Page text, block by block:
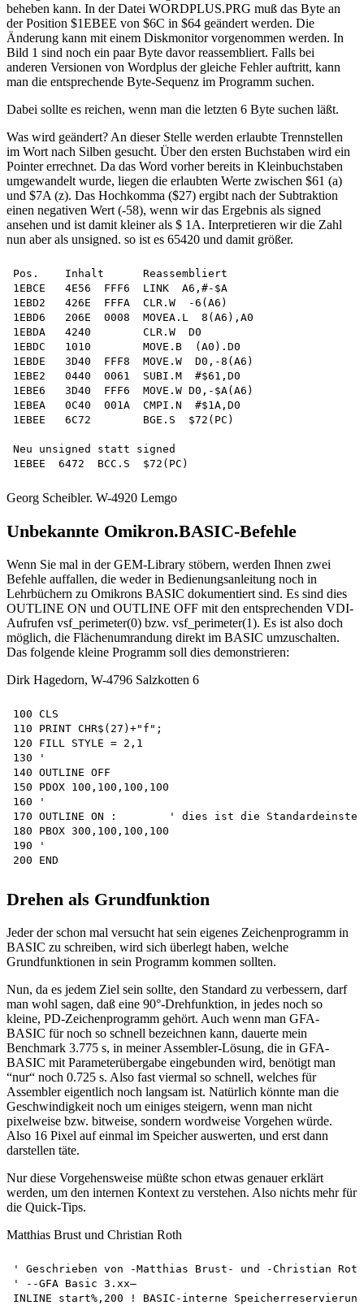
beheben kann. In der Datei WORDPLUS.PRG muß das Byte an
der Position $1EBEE von $6C in $64 geändert werden. Die
Änderung kann mit einem Diskmonitor vorgenommen werden. In
Bild 1 sind noch ein paar Byte davor reassembliert. Falls bei
anderen Versionen von Wordplus der gleiche Fehler auftritt, kann
man die entsprechende Byte-Sequenz im Programm suchen.
Dabei sollte es reichen, wenn man die letzten 6 Byte suchen läßt.
Was wird geändert? An dieser Stelle werden erlaubte Trennstellen
im Wort nach Silben gesucht. Über den ersten Buchstaben wird ein
Pointer errechnet. Da das Word vorher bereits in Kleinbuchstaben
umgewandelt wurde, liegen die erlaubten Werte zwischen $61 (a)
und $7A (z). Das Hochkomma ($27) ergibt nach der Subtraktion
einen negativen Wert (-58), wenn wir das Ergebnis als signed
ansehen und ist damit kleiner als $ 1A. Interpretieren wir die Zahl
nun aber als unsigned. so ist es 65420 und damit größer.
Pos.    Inhalt	    Reassembliert
1EBCE   4E56  FFF6  LINK  A6,#-$A
1EBD2   426E  FFFA  CLR.W  -6(A6)
1EBD6   206E  0008  MOVEA.L  8(A6),A0
1EBDA   4240        CLR.W  D0
1EBDC   1010        MOVE.B  (A0).D0
1EBDE   3D40  FFF8  MOVE.W  D0,-8(A6)
1EBE2   0440  0061  SUBI.M  #$61,D0
1EBE6   3D40  FFF6  MOVE.W D0,-$A(A6)
1EBEA   0C40  001A  CMPI.N  #$1A,D0
1EBEE   6C72        BGE.S  $72(PC)
Neu unsigned statt signed
Georg Scheibler. W-4920 Lemgo
Unbekannte Omikron.BASIC-Befehle
Wenn Sie mal in der GEM-Library stöbern, werden Ihnen zwei
Befehle auffallen, die weder in Bedienungsanleitung noch in
Lehrbüchern zu Omikrons BASIC dokumentiert sind. Es sind dies
OUTLINE ON und OUTLINE OFF mit den entsprechenden VDI-
Aufrufen vsf_perimeter(0) bzw. vsf_perimeter(1). Es ist also doch
möglich, die Flächenumrandung direkt im BASIC umzuschalten.
Das folgende kleine Programm soll dies demonstrieren:
Dirk Hagedorn, W-4796 Salzkotten 6
100 CLS
110 PRINT CHR$(27)+"f";
120 FILL STYLE = 2,1
130 '
140 OUTLINE OFF
150 PDOX 100,100,100,100
160 '
170 OUTLINE ON :	' dies ist die Standardeinstellung
180 PBOX 300,100,100,100
190 '
Drehen als Grundfunktion
Jeder der schon mal versucht hat sein eigenes Zeichenprogramm in
BASIC zu schreiben, wird sich überlegt haben, welche
Grundfunktionen in sein Programm kommen sollten.
Nun, da es jedem Ziel sein sollte, den Standard zu verbessern, darf
man wohl sagen, daß eine 90°-Drehfunktion, in jedes noch so
kleine, PD-Zeichenprogramm gehört. Auch wenn man GFA-
BASIC für noch so schnell bezeichnen kann, dauerte mein
Benchmark 3.775 s, in meiner Assembler-Lösung, die in GFA-
BASIC mit Parameterübergabe eingebunden wird, benötigt man
“nur“ noch 0.725 s. Also fast viermal so schnell, welches für
Assembler eigentlich noch langsam ist. Natürlich könnte man die
Geschwindigkeit noch um einiges steigern, wenn man nicht
pixelweise bzw. bitweise, sondern wordweise Vorgehen würde.
Also 16 Pixel auf einmal im Speicher auswerten, und erst dann
darstellen täte.
Nur diese Vorgehensweise müßte schon etwas genauer erklärt
werden, um den internen Kontext zu verstehen. Also nichts mehr für
die Quick-Tips.
Matthias Brust und Christian Roth
' Geschrieben von -Matthias Brust- und -Christian
' --GFA Basic 3.xx—
INLINE start%,200 ! BASIC-interne